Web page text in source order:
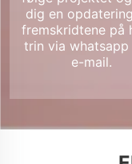
dig en
fremskridtene på
trin via whatsapp
e-mail.